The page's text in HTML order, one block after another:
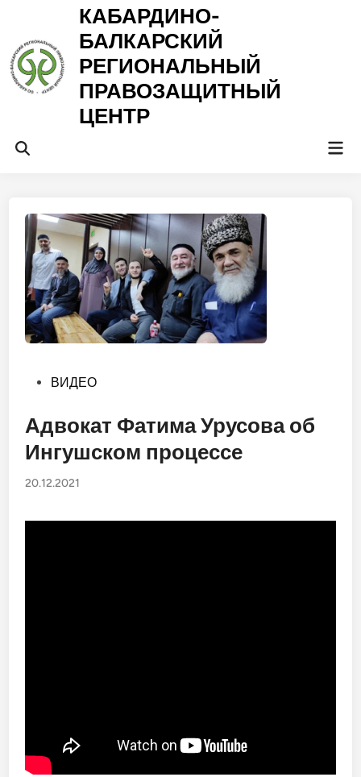
содержимому
КАБАРДИНО-
БАЛКАРСКИЙ
РЕГИОНАЛЬНЫЙ
ПРАВОЗАЩИТНЫЙ
ЦЕНТР
Открыть
Опубликовано
ВИДЕО
Адвокат Фатима Урусова об
Ингушском процессе
20.12.2021